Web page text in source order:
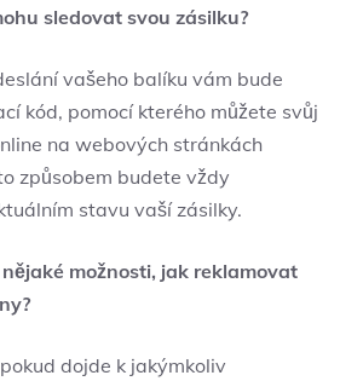
sledovat svou zásilku?
vašeho balíku vám bude
kód, pomocí kterého můžete svůj
na webových stránkách
způsobem budete vždy
stavu vaší zásilky.
možnosti, jak reklamovat
dojde k jakýmkoliv